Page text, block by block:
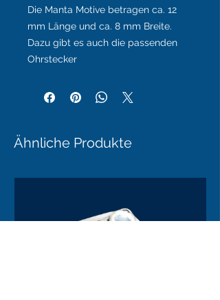
Die Manta Motive betragen ca. 12
mm Länge und ca. 8 mm Breite.
Dazu gibt es auch die passenden
Ohrstecker
Ähnliche Produkte